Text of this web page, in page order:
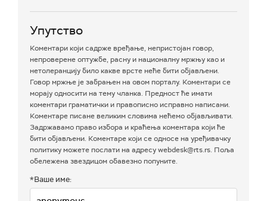
Упутство
Коментари који садрже вређање, непристојан говор,
непроверене оптужбе, расну и националну мржњу као и
нетолеранцију било какве врсте неће бити објављени.
Говор мржње је забрањен на овом порталу. Коментари се
морају односити на тему чланка. Предност ће имати
коментари граматички и правописно исправно написани.
Коментаре писане великим словима нећемо објављивати.
Задржавамо право избора и краћења коментара који ће
бити објављени. Коментаре који се односе на уређивачку
политику можете послати на адресу webdesk@rts.rs. Поља
обележена звездицом обавезно попуните.
*Ваше име: